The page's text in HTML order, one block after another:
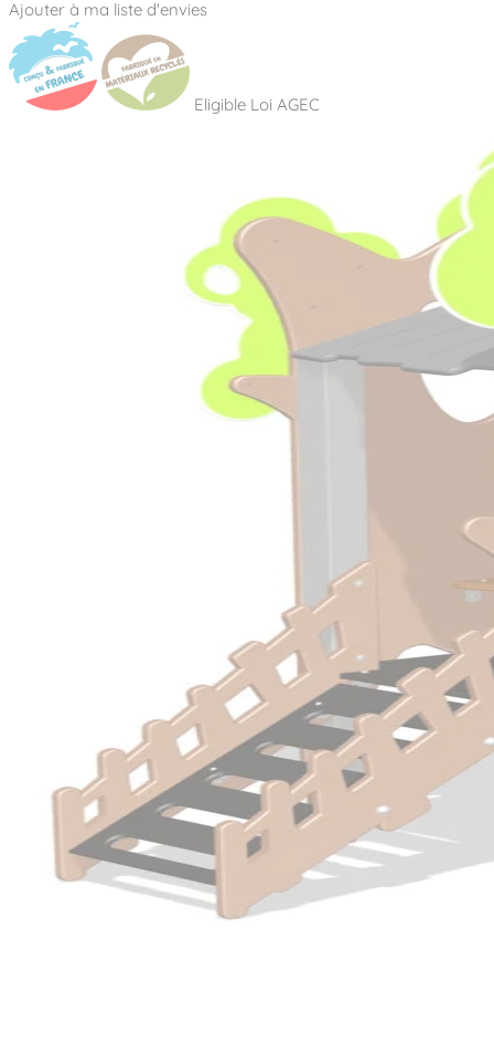
Ajouter à ma liste d'envies
Eligible Loi AGEC